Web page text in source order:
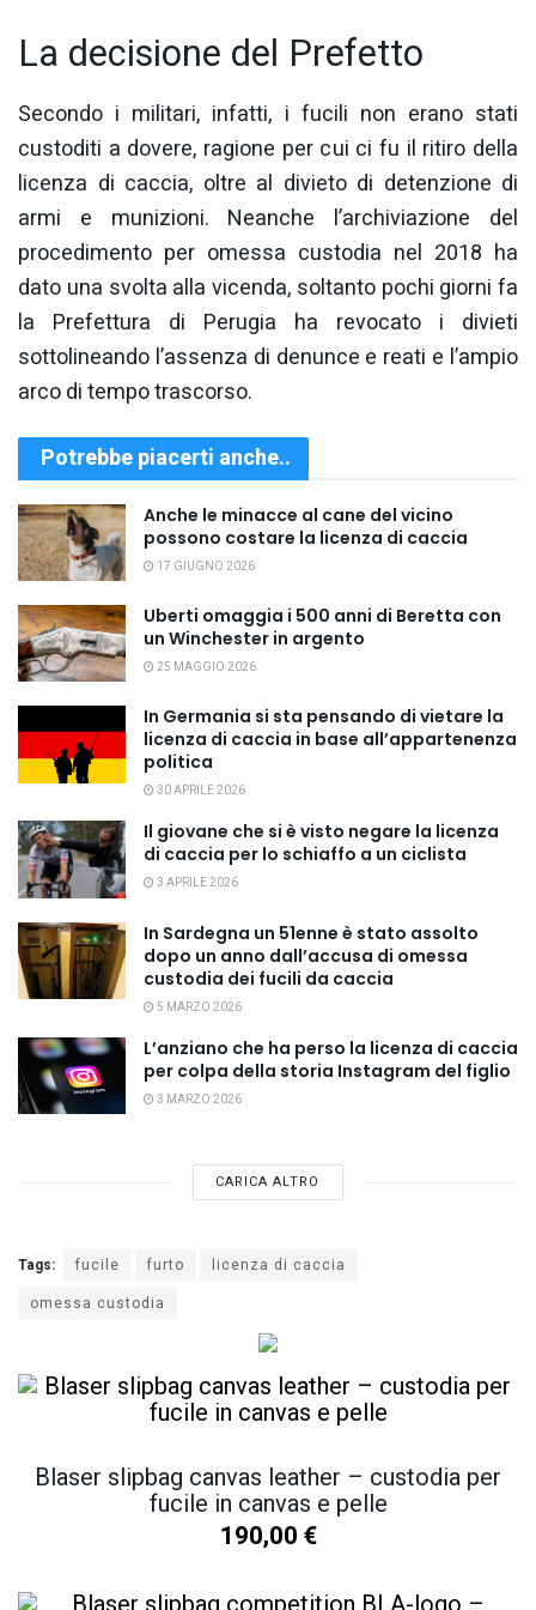
La decisione del Prefetto
Secondo i militari, infatti, i fucili non erano stati
custoditi a dovere, ragione per cui ci fu il ritiro della
licenza di caccia, oltre al divieto di detenzione di
armi e munizioni. Neanche l’archiviazione del
procedimento per omessa custodia nel 2018 ha
dato una svolta alla vicenda, soltanto pochi giorni fa
la Prefettura di Perugia ha revocato i divieti
sottolineando l’assenza di denunce e reati e l’ampio
arco di tempo trascorso.
Potrebbe piacerti anche..
Anche le minacce al cane del vicino
possono costare la licenza di caccia
17 GIUGNO 2026
Uberti omaggia i 500 anni di Beretta con
un Winchester in argento
25 MAGGIO 2026
In Germania si sta pensando di vietare la
licenza di caccia in base all’appartenenza
politica
30 APRILE 2026
Il giovane che si è visto negare la licenza
di caccia per lo schiaffo a un ciclista
3 APRILE 2026
In Sardegna un 51enne è stato assolto
dopo un anno dall’accusa di omessa
custodia dei fucili da caccia
5 MARZO 2026
L’anziano che ha perso la licenza di caccia
per colpa della storia Instagram del figlio
3 MARZO 2026
CARICA ALTRO
Tags: fucile furto
licenza di caccia
omessa custodia
Blaser slipbag canvas leather – custodia per
fucile in canvas e pelle
190,00 €